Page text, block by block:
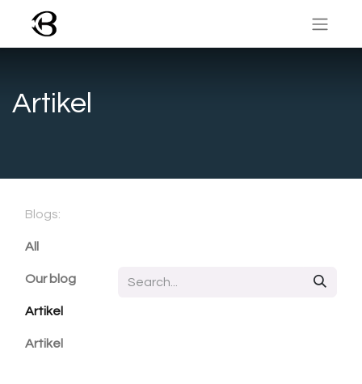
Artikel
Blogs:
All
Our blog
Artikel
Artikel